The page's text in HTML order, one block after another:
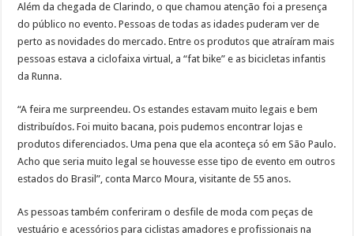
Além da chegada de Clarindo, o que chamou atenção foi a presença
do público no evento. Pessoas de todas as idades puderam ver de
perto as novidades do mercado. Entre os produtos que atraíram mais
pessoas estava a ciclofaixa virtual, a “fat bike” e as bicicletas infantis
da Runna.
“A feira me surpreendeu. Os estandes estavam muito legais e bem
distribuídos. Foi muito bacana, pois pudemos encontrar lojas e
produtos diferenciados. Uma pena que ela aconteça só em São Paulo.
Acho que seria muito legal se houvesse esse tipo de evento em outros
estados do Brasil”, conta Marco Moura, visitante de 55 anos.
As pessoas também conferiram o desfile de moda com peças de
vestuário e acessórios para ciclistas amadores e profissionais na